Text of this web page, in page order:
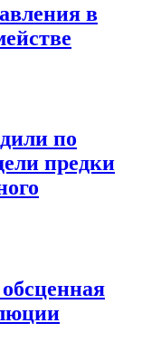
в
по
предки